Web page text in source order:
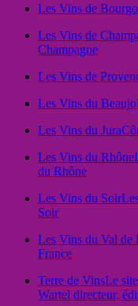
Les Vins de
Les Vins de
Champagne
Les Vins de
Les Vins du
Les Vins du Jura
Les Vins du Rhône
du Rhône
Les Vins du Soir
Soir
Les Vins du Val de
France
Terre de VinsLe
Wartel directeur,